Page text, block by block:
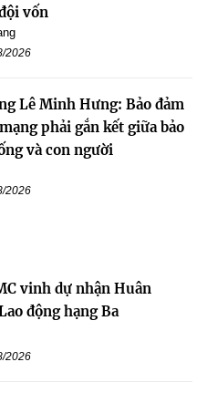
vốn
2026
Lê Minh Hưng: Bảo đảm
phải gắn kết giữa bảo
và con người
2026
vinh dự nhận Huân
động hạng Ba
2026